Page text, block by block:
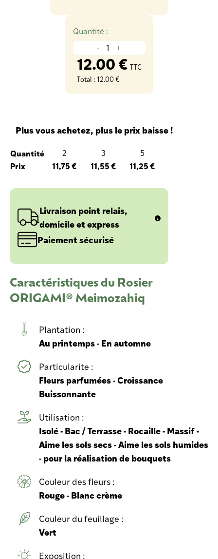
Quantité :
- +
12.00 € TTC
Total : 12.00 €
Plus vous achetez, plus le prix baisse !
Quantité 2 3 5
Prix 11,75 € 11,55 € 11,25 €
Livraison point relais,
domicile et express
Paiement sécurisé
Caractéristiques du Rosier
ORIGAMI® Meimozahiq
Plantation :
Au printemps - En automne
Particularite :
Fleurs parfumées - Croissance
Buissonnante
Utilisation :
Isolé - Bac / Terrasse - Rocaille - Massif -
Aime les sols secs - Aime les sols humides
- pour la réalisation de bouquets
Couleur des fleurs :
Rouge - Blanc crème
Couleur du feuillage :
Vert
Exposition :